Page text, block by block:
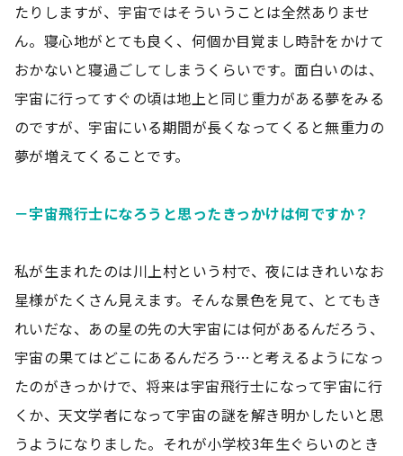
たりしますが、宇宙ではそういうことは全然ありませ
ん。寝心地がとても良く、何個か目覚まし時計をかけて
おかないと寝過ごしてしまうくらいです。面白いのは、
宇宙に行ってすぐの頃は地上と同じ重力がある夢をみる
のですが、宇宙にいる期間が長くなってくると無重力の
夢が増えてくることです。
－宇宙飛行士になろうと思ったきっかけは何ですか？
私が生まれたのは川上村という村で、夜にはきれいなお
星様がたくさん見えます。そんな景色を見て、とてもき
れいだな、あの星の先の大宇宙には何があるんだろう、
宇宙の果てはどこにあるんだろう…と考えるようになっ
たのがきっかけで、将来は宇宙飛行士になって宇宙に行
くか、天文学者になって宇宙の謎を解き明かしたいと思
うようになりました。それが小学校3年生ぐらいのとき